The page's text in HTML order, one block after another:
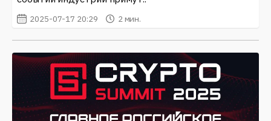
2025-07-17 20:29 2 мин.